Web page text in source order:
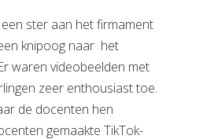
ster aan het firmament
knipoog naar het
waren videobeelden met
zeer enthousiast toe.
de docenten hen
gemaakte TikTok-